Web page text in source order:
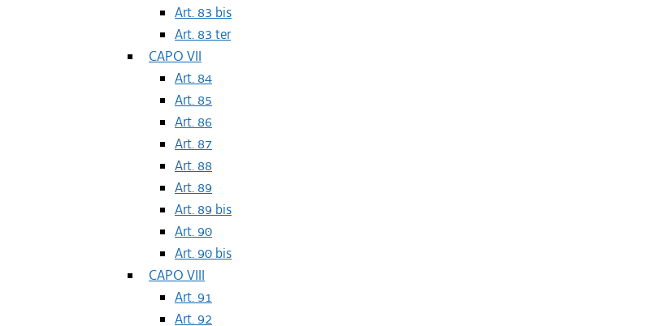
Art. 83 bis
Art. 83 ter
CAPO VII
Art. 84
Art. 85
Art. 86
Art. 87
Art. 88
Art. 89
Art. 89 bis
Art. 90
Art. 90 bis
CAPO VIII
Art. 91
Art. 92